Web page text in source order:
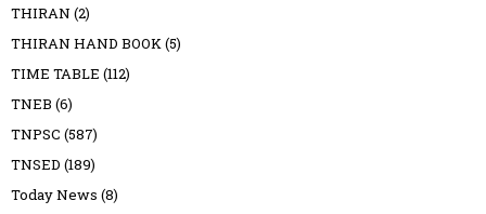
THIRAN (2)
THIRAN HAND BOOK(5)
TIME TABLE (112)
TNEB (6)
TNPSC (587)
TNSED (189)
Today News (8)